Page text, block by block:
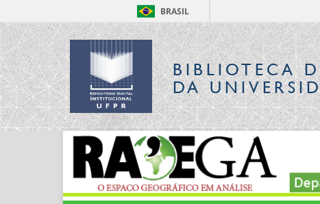
BRASIL
BIBLIOTECA
DA